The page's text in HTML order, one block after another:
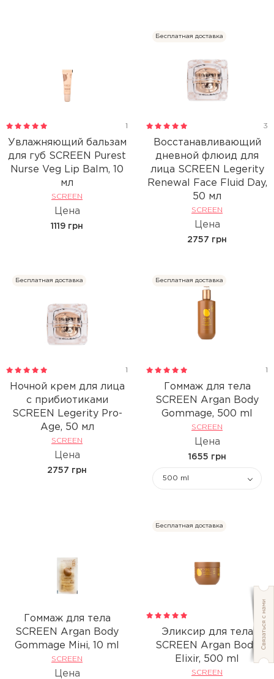
1
Увлажняющий бальзам
для губ SCREEN Purest
Nurse Veg Lip Balm, 10
мл
SCREEN
Цена
1119 грн
Бесплатная доставка
3
Восстанавливающий
дневной флюид для
лица SCREEN Legerity
Renewal Face Fluid Day,
50 мл
SCREEN
Цена
2757 грн
Бесплатная доставка
1
Ночной крем для лица
с прибиотиками
SCREEN Legerity Pro-
Age, 50 мл
SCREEN
Цена
2757 грн
Бесплатная доставка
1
Гоммаж для тела
SCREEN Argan Body
Gommage, 500 ml
SCREEN
Цена
1655 грн
500 ml
Гоммаж для тела
SCREEN Argan Body
Gommage Мiнi, 10 ml
SCREEN
Цена
Бесплатная доставка
Эликсир для тела
SCREEN Argan Body
Elixir, 500 ml
SCREEN